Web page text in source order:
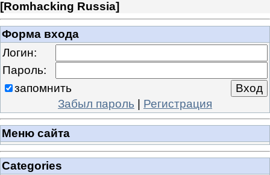
[Romhacking Russia]
Форма входа
Логин:
Пароль:
запомнить
Забыл пароль | Регистрация
Меню сайта
Categories